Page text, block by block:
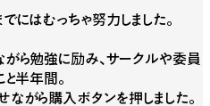
にはむっちゃ努力しました。
ら勉強に励み、サークルや委員
半年間。
がら購入ボタンを押しました。